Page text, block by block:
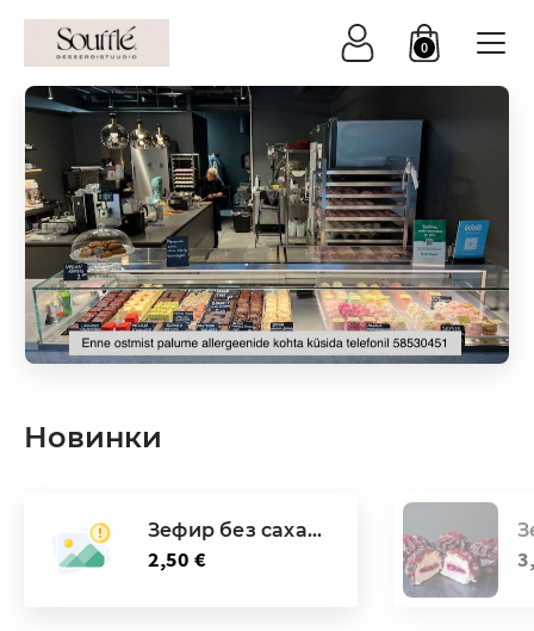
0
Новинки
Зефир без саха...
2,50 €